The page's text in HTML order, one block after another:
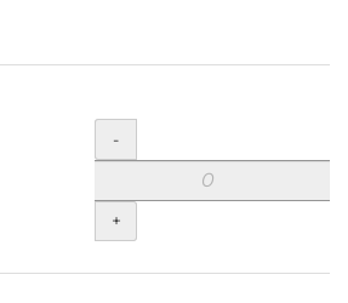
Menge
-
+